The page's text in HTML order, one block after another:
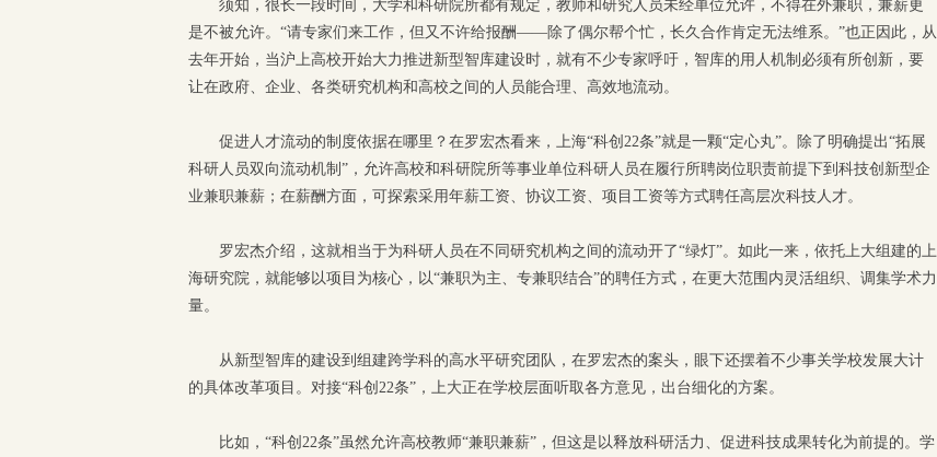
须知，很长一段时间，大学和科研院所都有规定，教师和研究人员未经单位允许，不得在外兼职，兼薪更
是不被允许。“请专家们来工作，但又不许给报酬——除了偶尔帮个忙，长久合作肯定无法维系。”也正因此，从
去年开始，当沪上高校开始大力推进新型智库建设时，就有不少专家呼吁，智库的用人机制必须有所创新，要
让在政府、企业、各类研究机构和高校之间的人员能合理、高效地流动。
促进人才流动的制度依据在哪里？在罗宏杰看来，上海“科创22条”就是一颗“定心丸”。除了明确提出“拓展
科研人员双向流动机制”，允许高校和科研院所等事业单位科研人员在履行所聘岗位职责前提下到科技创新型企
业兼职兼薪；在薪酬方面，可探索采用年薪工资、协议工资、项目工资等方式聘任高层次科技人才。
罗宏杰介绍，这就相当于为科研人员在不同研究机构之间的流动开了“绿灯”。如此一来，依托上大组建的上
海研究院，就能够以项目为核心，以“兼职为主、专兼职结合”的聘任方式，在更大范围内灵活组织、调集学术力
量。
从新型智库的建设到组建跨学科的高水平研究团队，在罗宏杰的案头，眼下还摆着不少事关学校发展大计
的具体改革项目。对接“科创22条”，上大正在学校层面听取各方意见，出台细化的方案。
比如，“科创22条”虽然允许高校教师“兼职兼薪”，但这是以释放科研活力、促进科技成果转化为前提的。学